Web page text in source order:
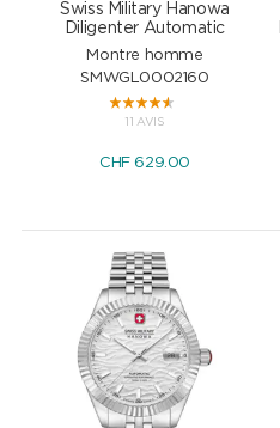
Swiss Military Hanowa
Diligenter Automatic
Montre homme
SMWGL0002160
11 AVIS
CHF 629.00